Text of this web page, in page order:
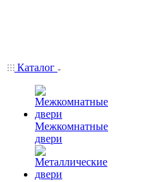
Каталог
Межкомнатные
двери